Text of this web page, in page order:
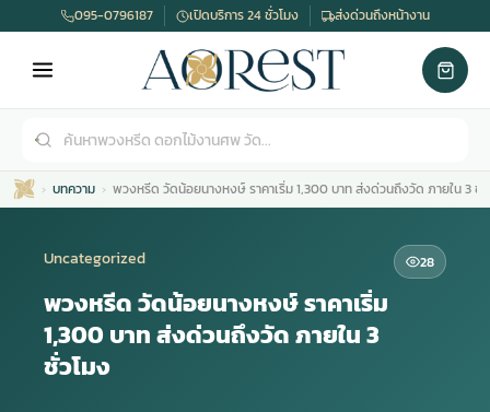
ดอกไม้หน้าศพ
พวงหรีด กรุงเทพ
ไม้งานแต่ง
พวงหรีดพัดลม
รับจัดงานศพ
095-0796187 เปิดบริการ 24 ชั่วโมง ส่งด่วนถึงหน้างาน
บทความ พวงหรีด วัดน้อยนางหงษ์ ราคาเริ่ม 1,300 บาท ส่งด่วนถึงวัด ภายใน 3 ชั่
Uncategorized 28
พวงหรีด วัดน้อยนางหงษ์ ราคาเริ่ม
1,300 บาท ส่งด่วนถึงวัด ภายใน 3
ชั่วโมง